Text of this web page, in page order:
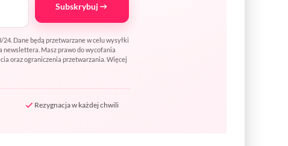
Subskrybuj
Dane będą przetwarzane w celu wysyłki
newslettera. Masz prawo do wycofania
oraz ograniczenia przetwarzania. Więcej
Rezygnacja w każdej chwili